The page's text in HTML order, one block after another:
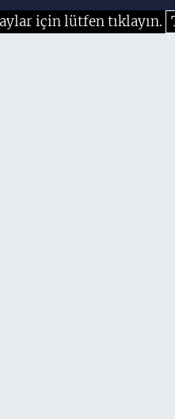
için lütfen tıklayın.